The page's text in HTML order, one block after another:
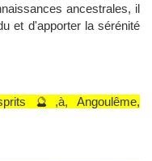
ancestrales, il
et d'apporter la sérénité
🔮,à, Angoulême,